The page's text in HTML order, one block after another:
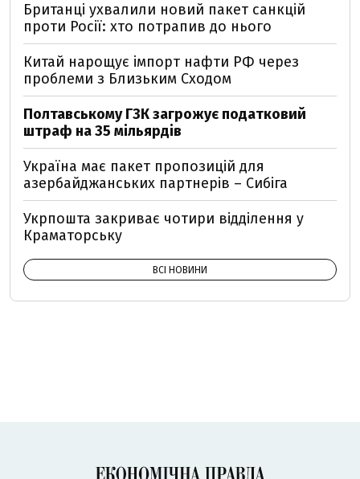
Британці ухвалили новий пакет санкцій
проти Росії: хто потрапив до нього
Китай нарощує імпорт нафти РФ через
проблеми з Близьким Сходом
Полтавському ГЗК загрожує податковий
штраф на 35 мільярдів
Україна має пакет пропозицій для
азербайджанських партнерів – Сибіга
Укрпошта закриває чотири відділення у
Краматорську
ВСІ НОВИНИ